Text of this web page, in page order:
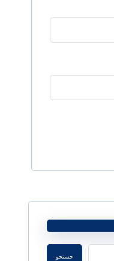
جستجو